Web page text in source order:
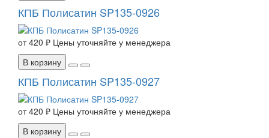
КПБ Полисатин SP135-0926
от 420 ₽ Цены уточняйте у менеджера
В корзину
КПБ Полисатин SP135-0927
от 420 ₽ Цены уточняйте у менеджера
В корзину